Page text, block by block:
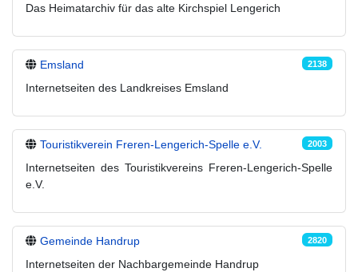
Das Heimatarchiv für das alte Kirchspiel Lengerich
Emsland 2138
Internetseiten des Landkreises Emsland
Touristikverein Freren-Lengerich-Spelle e.V. 2003
Internetseiten des Touristikvereins Freren-Lengerich-Spelle
e.V.
Gemeinde Handrup 2820
Internetseiten der Nachbargemeinde Handrup